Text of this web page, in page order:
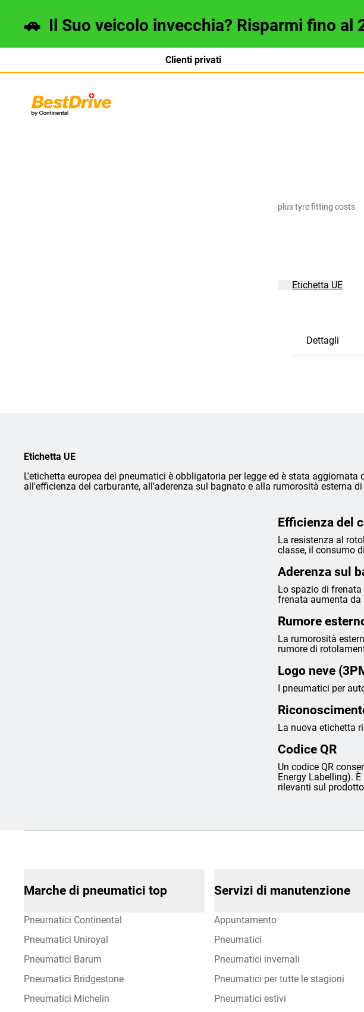
🚗 Il Suo veicolo invecchia? Risparmi fino al
Clienti privati
Deutsch
plus tyre fitting costs
Etichetta UE
Dettagli
Etichetta UE
L'etichetta europea dei pneumatici è obbligatoria per legge ed è stata
all'efficienza del carburante, all'aderenza sul bagnato e alla rumorosità esterna
Efficienza del
La resistenza al
classe, il consumo
Aderenza sul
Lo spazio di
frenata aumenta da
Rumore
La rumorosità
rumore di
Logo neve
I pneumatici per
La nuova etichetta
Codice QR
Un codice QR
Energy Labelling).
rilevanti sul
Marche di pneumatici top
Pneumatici Continental
Pneumatici Uniroyal
Pneumatici Barum
Pneumatici Bridgestone
Pneumatici Michelin
Servizi di manutenzione
Appuntamento
Pneumatici
Pneumatici invernali
Pneumatici per tutte le stagioni
Pneumatici estivi